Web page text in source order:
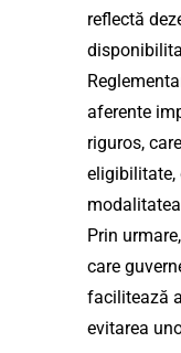
reflectă
aferente
riguros,
eligibilitate,
Prin
care
facilitează
evitarea